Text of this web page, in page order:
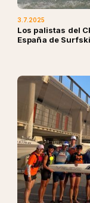
3.7.2025
Los palistas del
España de